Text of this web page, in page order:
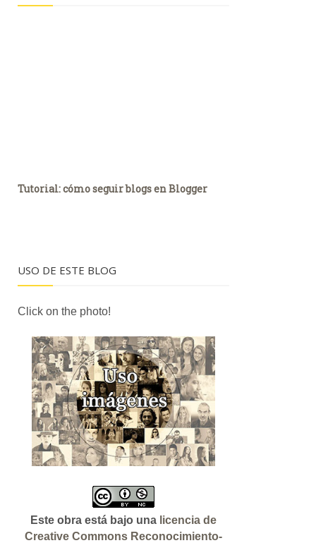
Tutorial: cómo seguir blogs en Blogger
USO DE ESTE BLOG
Click on the photo!
Este obra está bajo una licencia de
Creative Commons Reconocimiento-